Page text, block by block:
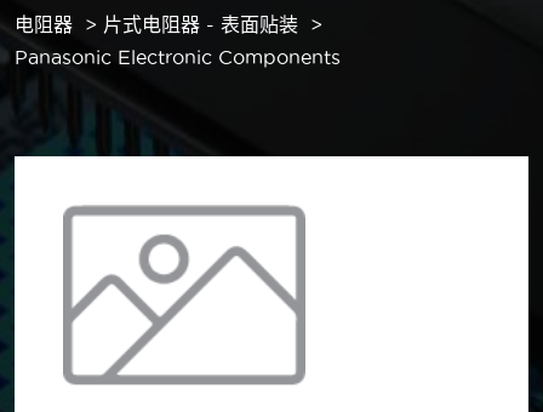
电阻器
片式电阻器 - 表面贴装
Panasonic Electronic Components